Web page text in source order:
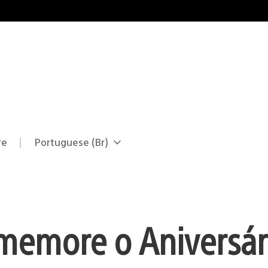
Selecione
Região
Portuguese (Br)
o